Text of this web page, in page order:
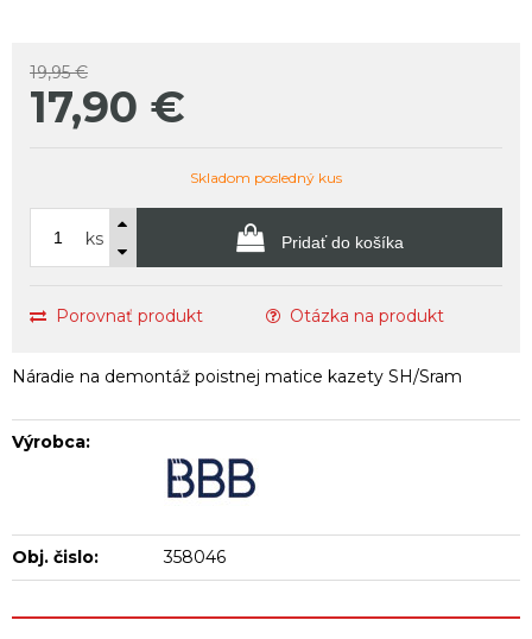
19,95 €
17,90 €
Skladom posledný kus
ks Pridať do košíka
Porovnať produkt Otázka na produkt
Náradie na demontáž poistnej matice kazety SH/Sram
Výrobca:
Obj. čislo: 358046